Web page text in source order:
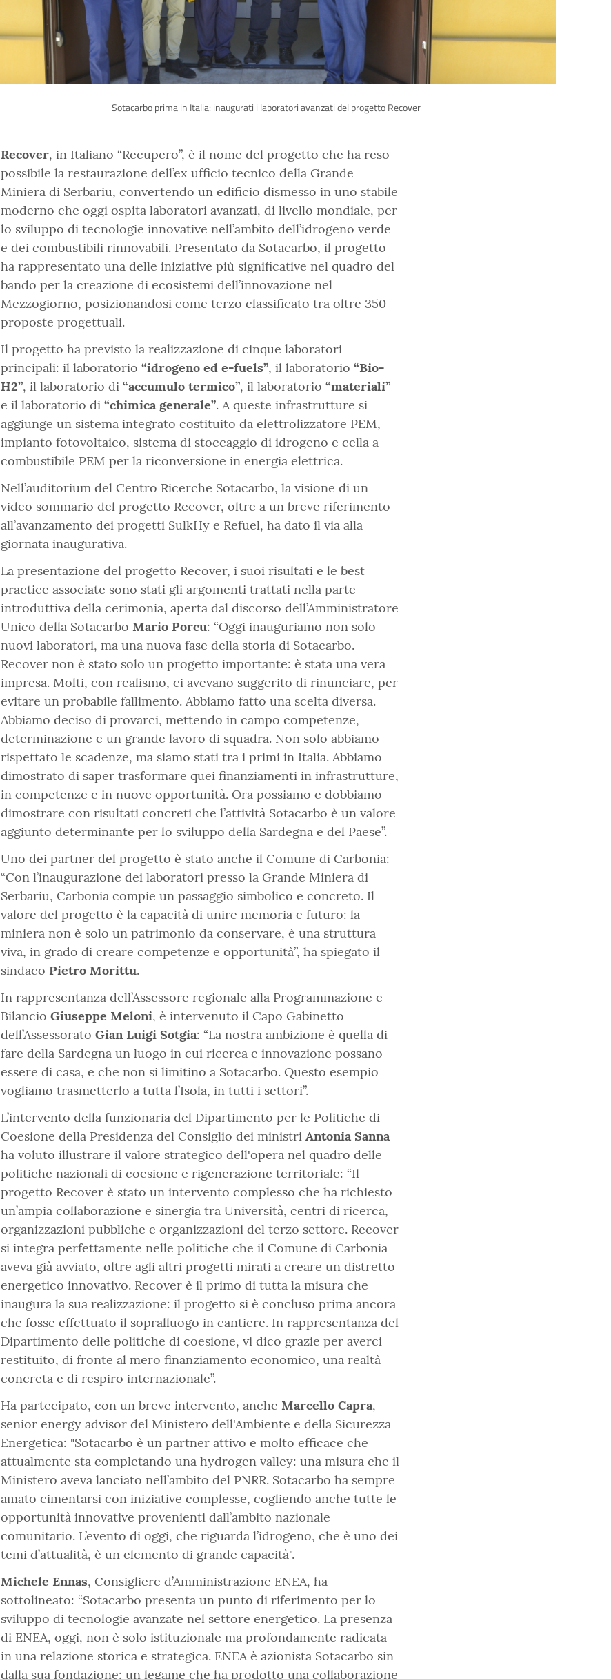
Sotacarbo prima in Italia: inaugurati i laboratori avanzati del progetto Recover
Recover, in Italiano “Recupero”, è il nome del progetto che ha reso
possibile la restaurazione dell’ex ufficio tecnico della Grande
Miniera di Serbariu, convertendo un edificio dismesso in uno stabile
moderno che oggi ospita laboratori avanzati, di livello mondiale, per
lo sviluppo di tecnologie innovative nell’ambito dell’idrogeno verde
e dei combustibili rinnovabili. Presentato da Sotacarbo, il progetto
ha rappresentato una delle iniziative più significative nel quadro del
bando per la creazione di ecosistemi dell’innovazione nel
Mezzogiorno, posizionandosi come terzo classificato tra oltre 350
proposte progettuali.
Il progetto ha previsto la realizzazione di cinque laboratori
principali: il laboratorio “idrogeno ed e-fuels”, il laboratorio “Bio-
H2”, il laboratorio di “accumulo termico”, il laboratorio “materiali”
e il laboratorio di “chimica generale”. A queste infrastrutture si
aggiunge un sistema integrato costituito da elettrolizzatore PEM,
impianto fotovoltaico, sistema di stoccaggio di idrogeno e cella a
combustibile PEM per la riconversione in energia elettrica.
Nell’auditorium del Centro Ricerche Sotacarbo, la visione di un
video sommario del progetto Recover, oltre a un breve riferimento
all’avanzamento dei progetti SulkHy e Refuel, ha dato il via alla
giornata inaugurativa.
La presentazione del progetto Recover, i suoi risultati e le best
practice associate sono stati gli argomenti trattati nella parte
introduttiva della cerimonia, aperta dal discorso dell’Amministratore
Unico della Sotacarbo Mario Porcu: “Oggi inauguriamo non solo
nuovi laboratori, ma una nuova fase della storia di Sotacarbo.
Recover non è stato solo un progetto importante: è stata una vera
impresa. Molti, con realismo, ci avevano suggerito di rinunciare, per
evitare un probabile fallimento. Abbiamo fatto una scelta diversa.
Abbiamo deciso di provarci, mettendo in campo competenze,
determinazione e un grande lavoro di squadra. Non solo abbiamo
rispettato le scadenze, ma siamo stati tra i primi in Italia. Abbiamo
dimostrato di saper trasformare quei finanziamenti in infrastrutture,
in competenze e in nuove opportunità. Ora possiamo e dobbiamo
dimostrare con risultati concreti che l’attività Sotacarbo è un valore
aggiunto determinante per lo sviluppo della Sardegna e del Paese”.
Uno dei partner del progetto è stato anche il Comune di Carbonia:
“Con l’inaugurazione dei laboratori presso la Grande Miniera di
Serbariu, Carbonia compie un passaggio simbolico e concreto. Il
valore del progetto è la capacità di unire memoria e futuro: la
miniera non è solo un patrimonio da conservare, è una struttura
viva, in grado di creare competenze e opportunità”, ha spiegato il
sindaco Pietro Morittu.
In rappresentanza dell’Assessore regionale alla Programmazione e
Bilancio Giuseppe Meloni, è intervenuto il Capo Gabinetto
dell’Assessorato Gian Luigi Sotgia: “La nostra ambizione è quella di
fare della Sardegna un luogo in cui ricerca e innovazione possano
essere di casa, e che non si limitino a Sotacarbo. Questo esempio
vogliamo trasmetterlo a tutta l’Isola, in tutti i settori”.
L’intervento della funzionaria del Dipartimento per le Politiche di
Coesione della Presidenza del Consiglio dei ministri Antonia Sanna
ha voluto illustrare il valore strategico dell'opera nel quadro delle
politiche nazionali di coesione e rigenerazione territoriale: “Il
progetto Recover è stato un intervento complesso che ha richiesto
un’ampia collaborazione e sinergia tra Università, centri di ricerca,
organizzazioni pubbliche e organizzazioni del terzo settore. Recover
si integra perfettamente nelle politiche che il Comune di Carbonia
aveva già avviato, oltre agli altri progetti mirati a creare un distretto
energetico innovativo. Recover è il primo di tutta la misura che
inaugura la sua realizzazione: il progetto si è concluso prima ancora
che fosse effettuato il sopralluogo in cantiere. In rappresentanza del
Dipartimento delle politiche di coesione, vi dico grazie per averci
restituito, di fronte al mero finanziamento economico, una realtà
concreta e di respiro internazionale”.
Ha partecipato, con un breve intervento, anche Marcello Capra,
senior energy advisor del Ministero dell'Ambiente e della Sicurezza
Energetica: "Sotacarbo è un partner attivo e molto efficace che
attualmente sta completando una hydrogen valley: una misura che il
Ministero aveva lanciato nell’ambito del PNRR. Sotacarbo ha sempre
amato cimentarsi con iniziative complesse, cogliendo anche tutte le
opportunità innovative provenienti dall’ambito nazionale
comunitario. L’evento di oggi, che riguarda l’idrogeno, che è uno dei
temi d’attualità, è un elemento di grande capacità".
Michele Ennas, Consigliere d’Amministrazione ENEA, ha
sottolineato: “Sotacarbo presenta un punto di riferimento per lo
sviluppo di tecnologie avanzate nel settore energetico. La presenza
di ENEA, oggi, non è solo istituzionale ma profondamente radicata
in una relazione storica e strategica. ENEA è azionista Sotacarbo sin
dalla sua fondazione: un legame che ha prodotto una collaborazione